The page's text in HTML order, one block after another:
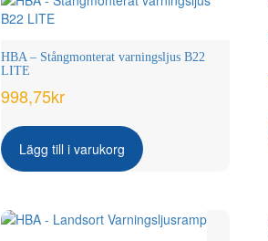
HBA – Stångmonterat varningsljus B22
LITE
998,75kr
Lägg till i varukorg